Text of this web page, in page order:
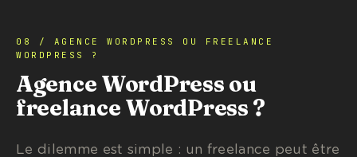
08 / AGENCE WORDPRESS OU FREELANCE
WORDPRESS ?
Agence WordPress ou
freelance WordPress ?
Le dilemme est simple : un freelance peut être